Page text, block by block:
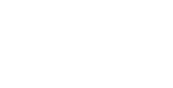
lo. Nos reservamos ao direito de reprovar ou